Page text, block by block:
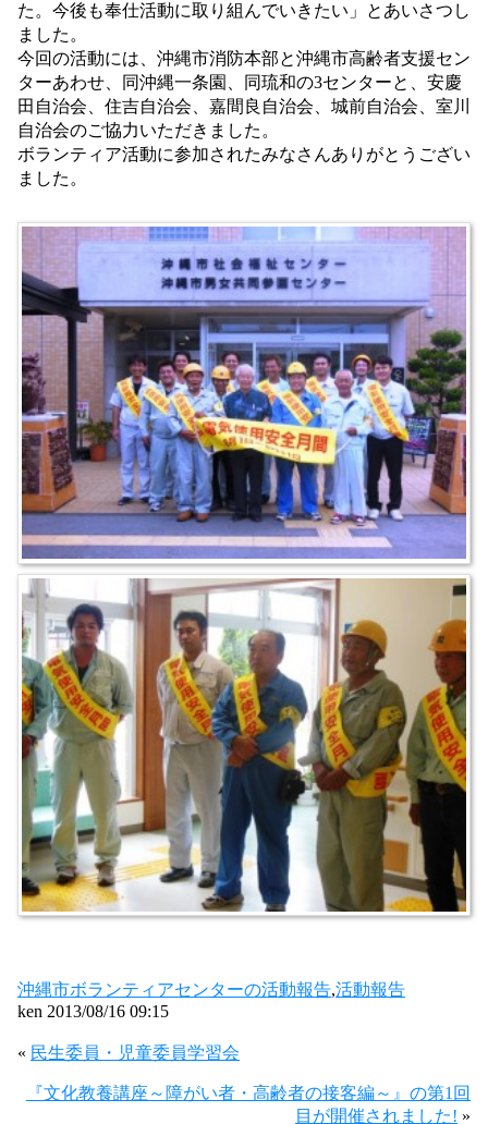
た。今後も奉仕活動に取り組んでいきたい」とあいさつし
ました。
今回の活動には、沖縄市消防本部と沖縄市高齢者支援セン
ターあわせ、同沖縄一条園、同琉和の3センターと、安慶
田自治会、住吉自治会、嘉間良自治会、城前自治会、室川
自治会のご協力いただきました。
ボランティア活動に参加されたみなさんありがとうござい
ました。
沖縄市ボランティアセンターの活動報告,活動報告
ken 2013/08/16 09:15
« 民生委員・児童委員学習会
『文化教養講座～障がい者・高齢者の接客編～』の第1回
目が開催されました! »